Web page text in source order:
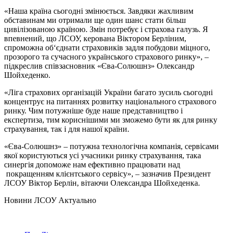
«Наша країна сьогодні змінюється. Завдяки жахливим
обставинам ми отримали ще один шанс стати більш
цивілізованою країною. Змін потребує і страхова галузь. Я
впевнений, що ЛСОУ, керована Віктором Берліним,
спроможна об‘єднати страховиків задля побудови міцного,
прозорого та сучасного українського страхового ринку», –
підкреслив співзасновник «Єва-Солюшнз» Олександр
Шойхеденко.
«Ліга страхових організацій України багато зусиль сьогодні
концентрує на питаннях розвитку національного страхового
ринку. Чим потужніше буде наше представництво і
експертиза, тим кориснішими ми зможемо бути як для ринку
страхування, так і для нашої країни.
«Єва-Солюшнз» – потужна технологічна компанія, сервісами
якої користуються усі учасники ринку страхування, така
синергія допоможе нам ефективно працювати над
покращенням клієнтського сервісу», – зазначив Президент
ЛСОУ Віктор Берлін, вітаючи Олександра Шойхеденка.
Hовини ЛСОУ Актуально